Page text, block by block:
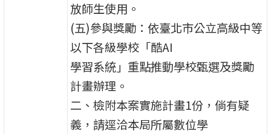
放師生使用。
(五)參與獎勵：依臺北市公立高級中等
以下各級學校「酷AI
學習系統」重點推動學校甄選及獎勵
計畫辦理。
二、檢附本案實施計畫1份，倘有疑
義，請逕洽本局所屬數位學